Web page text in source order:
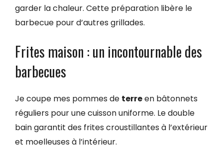
garder la chaleur. Cette préparation libère le
barbecue pour d’autres grillades.
Frites maison : un incontournable des
barbecues
Je coupe mes pommes de terreen bâtonnets
réguliers pour une cuisson uniforme. Le double
bain garantit des frites croustillantes à l’extérieur
et moelleuses à l’intérieur.